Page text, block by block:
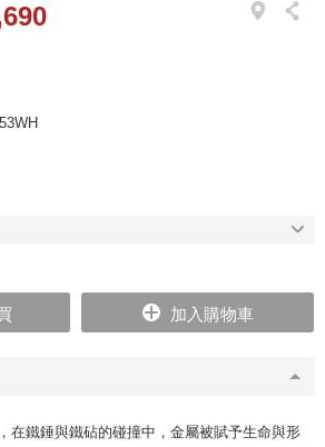
在鐵錘與鐵砧的碰撞中，金屬被賦予生命與形
加入購物車